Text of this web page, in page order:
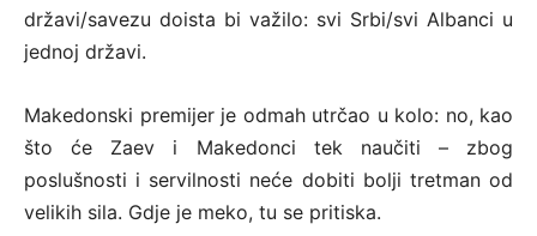
državi/savezu doista bi važilo: svi Srbi/svi Albanci u
jednoj državi.
Makedonski premijer je odmah utrčao u kolo: no, kao
što će Zaev i Makedonci tek naučiti – zbog
poslušnosti i servilnosti neće dobiti bolji tretman od
velikih sila. Gdje je meko, tu se pritiska.